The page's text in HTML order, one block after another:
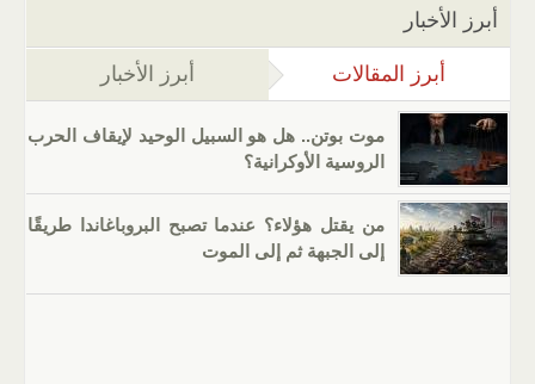
أبرز الأخبار
أبرز المقالات (علامة التبويب النشطة)
أبرز الأخبار
موت بوتن.. هل هو السبيل الوحيد لإيقاف الحرب
الروسية الأوكرانية؟
من يقتل هؤلاء؟ عندما تصبح البروباغاندا طريقًا
إلى الجبهة ثم إلى الموت